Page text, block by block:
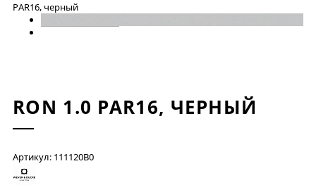
PAR16, черный
RON 1.0 PAR16, ЧЕРНЫЙ
Артикул: 111120B0